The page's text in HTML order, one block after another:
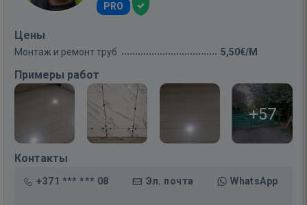
PRO
Цены
Монтаж и ремонт труб 5,50€/M
Примеры работ
+57
Контакты
+371 *** *** 08 Эл. почта WhatsApp